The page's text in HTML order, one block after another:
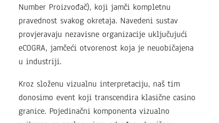
Number Proizvođač), koji jamči kompletnu
pravednost svakog okretaja. Navedeni sustav
provjeravaju nezavisne organizacije uključujući
eCOGRA, jamčeći otvorenost koja je neuobičajena
u industriji.
Kroz složenu vizualnu interpretaciju, naš tim
donosimo event koji transcendira klasične casino
granice. Pojedinačni komponenta vizualno